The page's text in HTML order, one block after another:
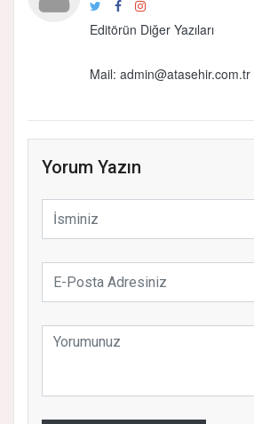
Editörün Diğer Yazıları
Mail: admin@atasehir.com.tr
Yorum Yazın